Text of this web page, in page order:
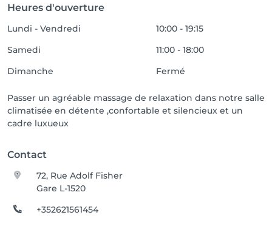
Heures d'ouverture
Lundi - Vendredi
10:00 - 19:15
Samedi
11:00 - 18:00
Dimanche
Fermé
Passer un agréable massage de relaxation dans notre salle
climatisée en détente ,confortable et silencieux et un
cadre luxueux
Contact
72, Rue Adolf Fisher
Gare L-1520
+352621561454